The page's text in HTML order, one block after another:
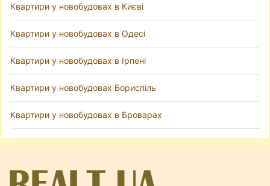
Квартири у новобудовах в Києві
Квартири у новобудовах в Одесі
Квартири у новобудовах в Ірпені
Квартири у новобудовах Бориспіль
Квартири у новобудовах в Броварах